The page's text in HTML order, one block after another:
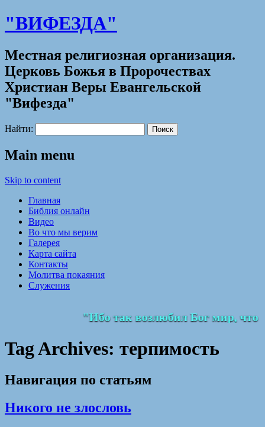
"ВИФЕЗДА"
Местная религиозная организация.
Церковь Божья в Пророчествах
Христиан Веры Евангельской
"Вифезда"
Найти:
Main menu
Skip to content
Главная
Библия онлайн
Видео
Во что мы верим
Галерея
Карта сайта
Контакты
Молитва покаяния
Служения
"Ибо так возлюбил Бог мир, что
Tag Archives: терпимость
Навигация по статьям
Никого не злословь